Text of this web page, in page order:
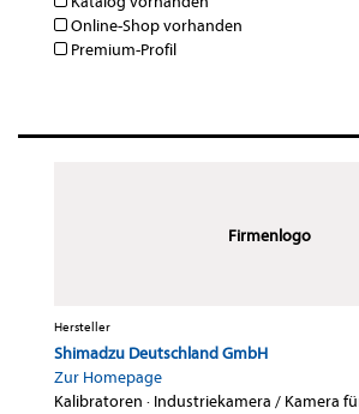
Online-Shop vorhanden
Premium-Profil
Firmenlogo
Hersteller
Shimadzu Deutschland GmbH
Zur Homepage
Kalibratoren · Industriekamera / Kamera